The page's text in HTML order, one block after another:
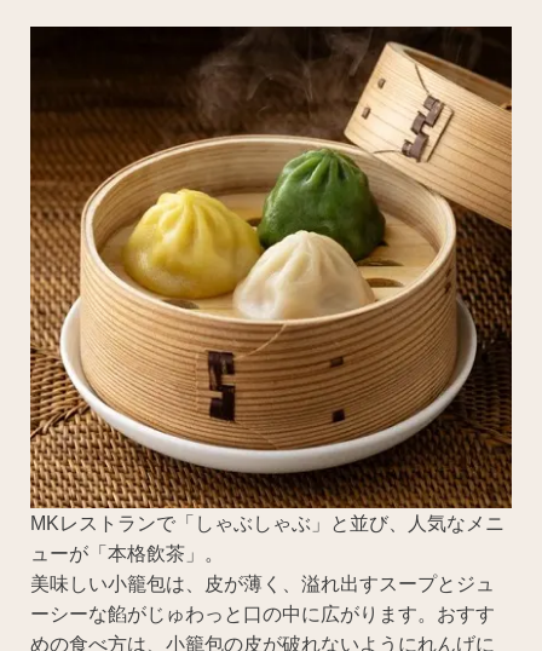
MKレストランで「しゃぶしゃぶ」と並び、人気なメニ
ューが「本格飲茶」。
美味しい小籠包は、皮が薄く、溢れ出すスープとジュ
ーシーな餡がじゅわっと口の中に広がります。おすす
めの食べ方は、小籠包の皮が破れないようにれんげに